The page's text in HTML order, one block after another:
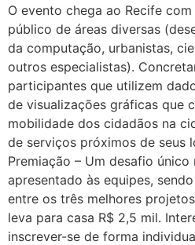
O evento chega ao Recife
público de áreas diversas
da computação, urbanistas,
outros especialistas).
participantes que utilizem
de visualizações gráficas que
mobilidade dos cidadãos na
de serviços próximos de seus
Premiação – Um desafio único
apresentado às equipes,
entre os três melhores
leva para casa R$ 2,5 mil.
inscrever-se de forma